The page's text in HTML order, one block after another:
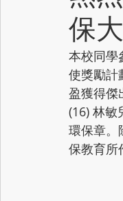
保
本校同學
使獎勵計
盈獲得傑
(16) 林敏
環保章。
保教育所